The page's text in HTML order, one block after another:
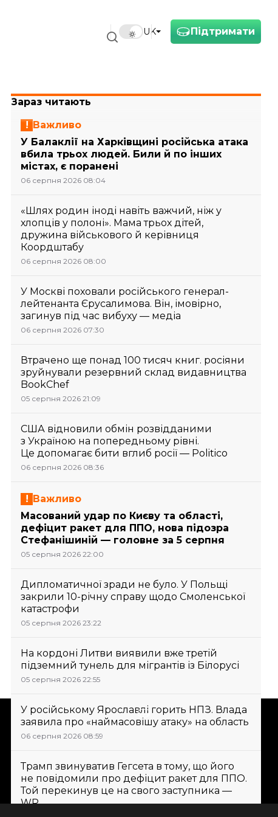
Підтримати
UK
Зараз читають
Важливо
У Балаклії на Харківщині російська атака
вбила трьох людей. Били й по інших
містах, є поранені
06 серпня 2026 08:04
«Шлях родин іноді навіть важчий, ніж у
хлопців у полоні». Мама трьох дітей,
дружина військового й керівниця
Коордштабу
06 серпня 2026 08:00
У Москві поховали російського генерал-
лейтенанта Єрусалимова. Він, імовірно,
загинув під час вибуху — медіа
06 серпня 2026 07:30
Втрачено ще понад 100 тисяч книг. росіяни
зруйнували резервний склад видавництва
BookChef
05 серпня 2026 21:09
США відновили обмін розвідданими
з Україною на попередньому рівні.
Це допомагає бити вглиб росії — Politico
06 серпня 2026 08:36
Важливо
Масований удар по Києву та області,
дефіцит ракет для ППО, нова підозра
Стефанішиній — головне за 5 серпня
05 серпня 2026 22:00
Дипломатичної зради не було. У Польщі
закрили 10-річну справу щодо Смоленської
катастрофи
05 серпня 2026 23:22
На кордоні Литви виявили вже третій
підземний тунель для мігрантів із Білорусі
05 серпня 2026 22:55
У російському Ярославлі горить НПЗ. Влада
заявила про «наймасовішу атаку» на область
06 серпня 2026 08:59
Трамп звинуватив Гегсета в тому, що його
не повідомили про дефіцит ракет для ППО.
Той перекинув це на свого заступника —
WP
Підтримати
Ми працюємо для тебе та
завдяки тобі. Будь нашим
другом